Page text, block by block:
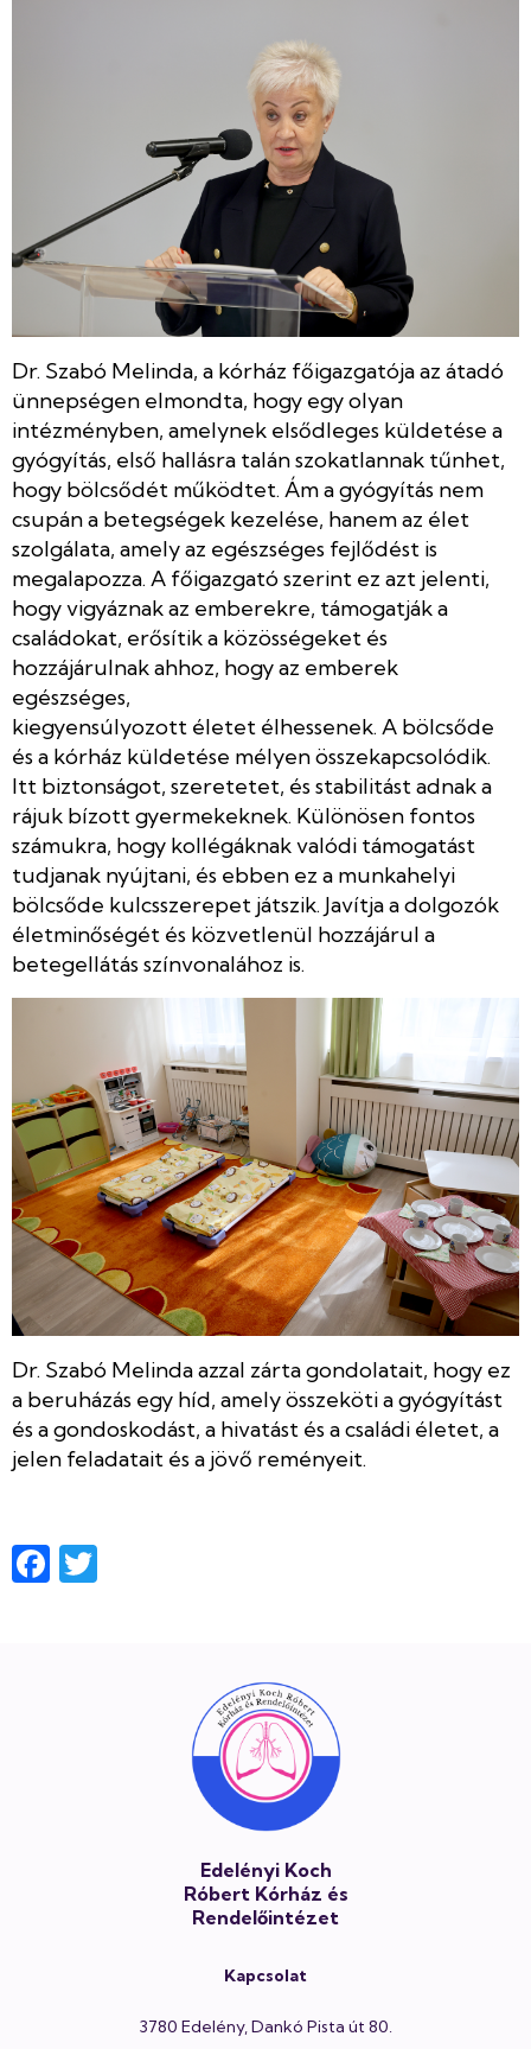
Dr. Szabó Melinda, a kórház főigazgatója az átadó
ünnepségen elmondta, hogy egy olyan
intézményben, amelynek elsődleges küldetése a
gyógyítás, első hallásra talán szokatlannak tűnhet,
hogy bölcsődét működtet. Ám a gyógyítás nem
csupán a betegségek kezelése, hanem az élet
szolgálata, amely az egészséges fejlődést is
megalapozza. A főigazgató szerint ez azt jelenti,
hogy vigyáznak az emberekre, támogatják a
családokat, erősítik a közösségeket és
hozzájárulnak ahhoz, hogy az emberek
egészséges,
kiegyensúlyozott életet élhessenek. A bölcsőde
és a kórház küldetése mélyen összekapcsolódik.
Itt biztonságot, szeretetet, és stabilitást adnak a
rájuk bízott gyermekeknek. Különösen fontos
számukra, hogy kollégáknak valódi támogatást
tudjanak nyújtani, és ebben ez a munkahelyi
bölcsőde kulcsszerepet játszik. Javítja a dolgozók
életminőségét és közvetlenül hozzájárul a
betegellátás színvonalához is.
Dr. Szabó Melinda azzal zárta gondolatait, hogy ez
a beruházás egy híd, amely összeköti a gyógyítást
és a gondoskodást, a hivatást és a családi életet, a
jelen feladatait és a jövő reményeit.
Facebook
Edelényi Koch
Róbert Kórház és
Rendelőintézet
Kapcsolat
3780 Edelény, Dankó Pista út 80.